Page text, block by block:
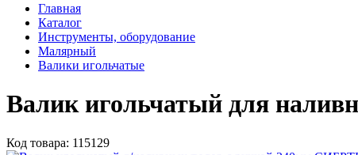
Главная
Каталог
Инструменты, оборудование
Малярный
Валики игольчатые
Валик игольчатый для
Код товара: 115129